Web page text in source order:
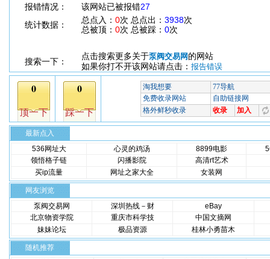
报错情况：
该网站已被报错27
统计数据：
总点入： 0次 总点出： 3938次
总被顶： 0次 总被踩： 0次
搜索一下：
点击搜索更多关于泵阀交易网 的网站
如果你打不开该网站请点击： 报告错误
最新点入
536网址大
心灵的鸡汤 8899电影
领悟格子链
闪播影院
高清rt艺术
买ip流量
网址之家大全 女装网
网友浏览
泵阀交易网
深圳热线－财
eBay
北京物资学院
重庆市科学技
中国文摘网
妹妹论坛
极品资源 桂林小勇苗木
随机推荐